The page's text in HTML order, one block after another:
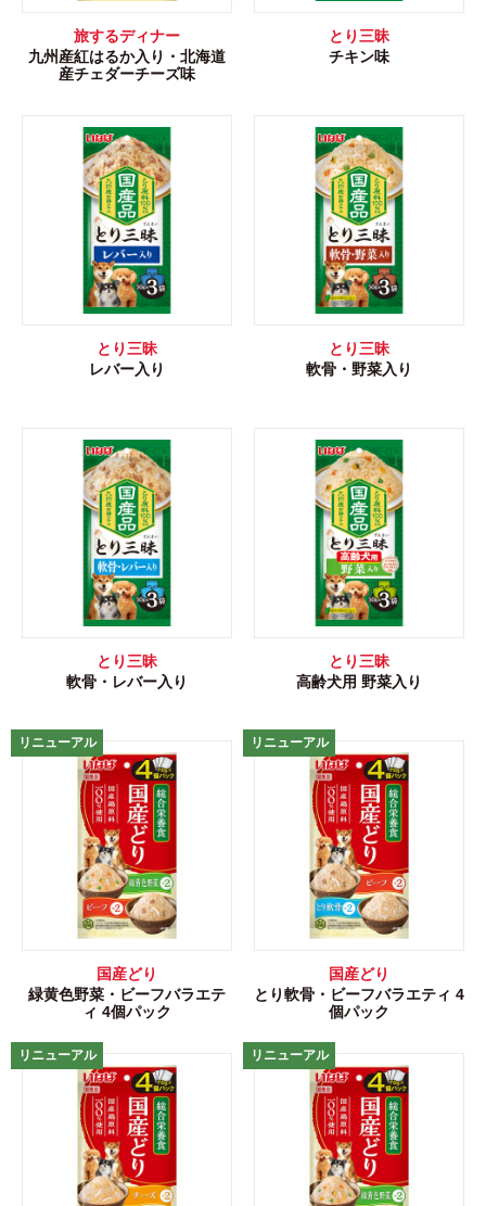
旅するディナー
九州産紅はるか入り・北海道
産チェダーチーズ味
とり三昧
チキン味
とり三昧
レバー入り
とり三昧
軟骨・野菜入り
とり三昧
軟骨・レバー入り
とり三昧
高齢犬用 野菜入り
リニューアル
国産どり
緑黄色野菜・ビーフバラエテ
ィ 4個パック
リニューアル
国産どり
とり軟骨・ビーフバラエティ 4
個パック
リニューアル リニューアル